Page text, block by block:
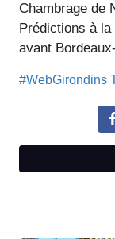
Chambrage de
Prédictions à la
avant
#WebGirondins